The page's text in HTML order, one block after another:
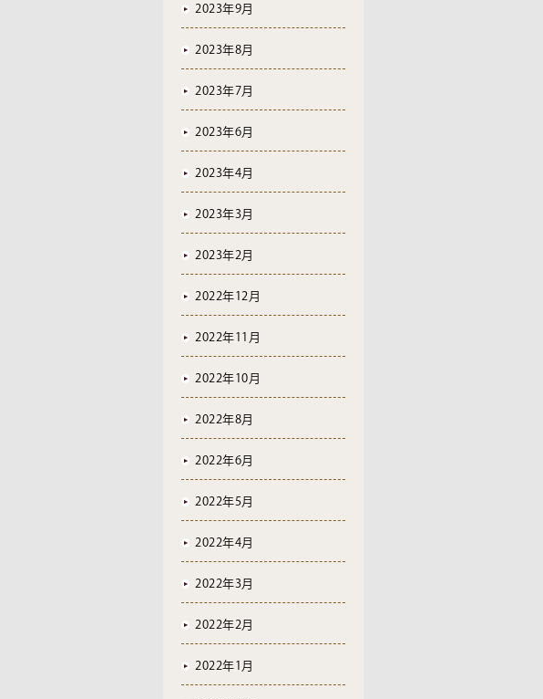
2023年9月
2023年8月
2023年7月
2023年6月
2023年4月
2023年3月
2023年2月
2022年12月
2022年11月
2022年10月
2022年8月
2022年6月
2022年5月
2022年4月
2022年3月
2022年2月
2022年1月